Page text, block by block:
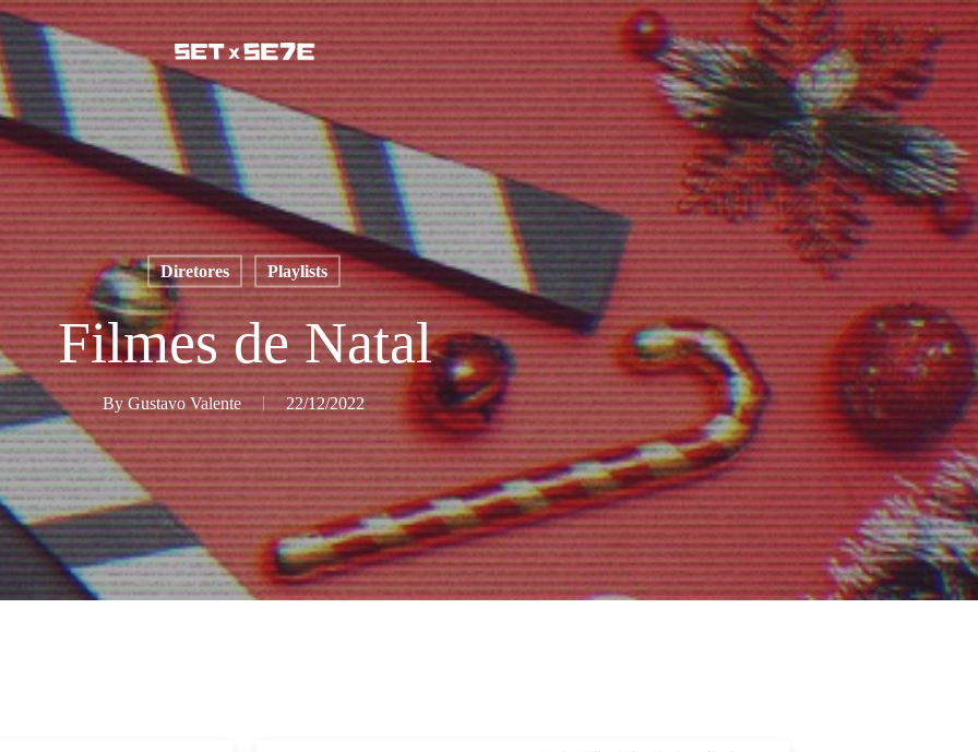
Diretores Playlists
Filmes de Natal
By Gustavo Valente 22/12/2022